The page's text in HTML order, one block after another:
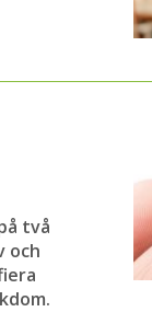
två
och